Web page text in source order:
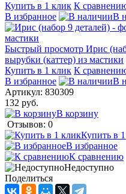
Купить в 1 клик К
В избранное
В
Быстрый просмотр Ирис
вырубки (каттер) из мастики
Купить в 1 клик К
В избранное
В
Артикул: 830309
132 руб.
В корзину
Отзывов: 0
Купить в
В избранное
К сравнению
Недоступно
Поделиться